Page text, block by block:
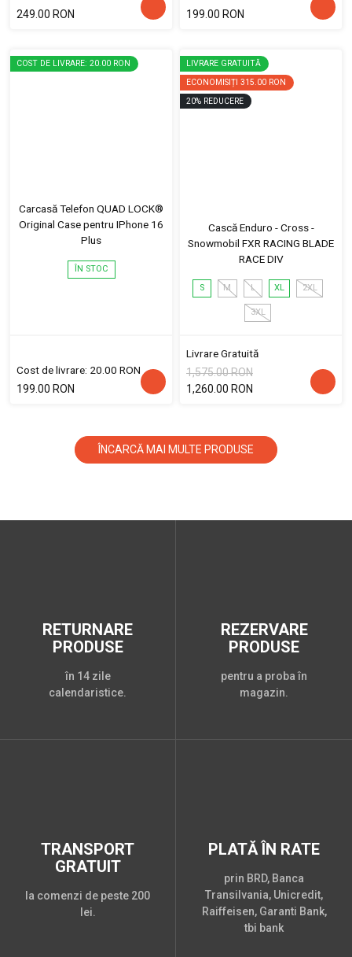
249.00 RON
199.00 RON
COST DE LIVRARE: 20.00 RON
Carcasă Telefon QUAD LOCK®
Original Case pentru IPhone 16
Plus
ÎN STOC
Cost de livrare: 20.00 RON
199.00 RON
LIVRARE GRATUITĂ
ECONOMISIȚI 315.00 RON
20% REDUCERE
Cască Enduro - Cross -
Snowmobil FXR RACING BLADE
RACE DIV
S M L XL 2XL
3XL
Livrare Gratuită
1,575.00 RON
1,260.00 RON
ÎNCARCĂ MAI MULTE PRODUSE
RETURNARE
PRODUSE
în 14 zile
calendaristice.
REZERVARE
PRODUSE
pentru a proba în
magazin.
TRANSPORT
GRATUIT
la comenzi de peste 200
lei.
PLATĂ ÎN RATE
prin BRD, Banca
Transilvania, Unicredit,
Raiffeisen, Garanti Bank,
tbi bank